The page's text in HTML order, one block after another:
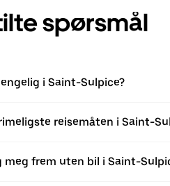
spørsmål
i Saint-Sulpice?
reisemåten i Saint-
meg frem uten bil i Saint-